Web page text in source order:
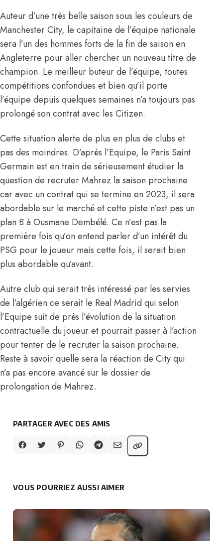
Auteur d’une très belle saison sous les couleurs de
Manchester City, le capitaine de l’équipe nationale
sera l’un des hommes forts de la fin de saison en
Angleterre pour aller chercher un nouveau titre de
champion. Le meilleur buteur de l’équipe, toutes
compétitions confondues et bien qu’il porte
l’équipe depuis quelques semaines n’a toujours pas
prolongé son contrat avec les Citizen.
Cette situation alerte de plus en plus de clubs et
pas des moindres. D’après l’Equipe, le Paris Saint
Germain est en train de sérieusement étudier la
question de recruter Mahrez la saison prochaine
car avec un contrat qui se termine en 2023, il sera
abordable sur le marché et cette piste n’est pas un
plan B à Ousmane Dembélé. Ce n’est pas la
première fois qu’on entend parler d’un intérêt du
PSG pour le joueur mais cette fois, il serait bien
plus abordable qu’avant.
Autre club qui serait très intéressé par les servies
de l’algérien ce serait le Real Madrid qui selon
l’Equipe suit de près l’évolution de la situation
contractuelle du joueur et pourrait passer à l’action
pour tenter de le recruter la saison prochaine.
Reste à savoir quelle sera la réaction de City qui
n’a pas encore avancé sur le dossier de
prolongation de Mahrez.
PARTAGER AVEC DES AMIS
VOUS POURRIEZ AUSSI AIMER